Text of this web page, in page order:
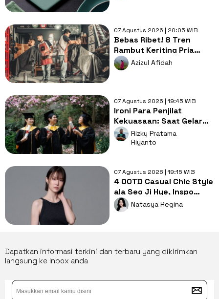
07 Agustus 2026 | 20:05 WIB
Bebas Ribet! 8 Tren
Rambut Keriting Pria
untuk Wajah Kotak yang
Gampang Ditata
Azizul Afidah
07 Agustus 2026 | 19:45 WIB
Ironi Para Penjilat
Kekuasaan: Saat Gelar
Akademis Kalah oleh
Mental ABS
Rizky Pratama
Riyanto
07 Agustus 2026 | 19:15 WIB
4 OOTD Casual Chic Style
ala Seo Ji Hye, Inspo
Gaya Ngampus Sampai
Ngantor!
Natasya Regina
Dapatkan informasi terkini dan terbaru yang dikirimkan
langsung ke Inbox anda